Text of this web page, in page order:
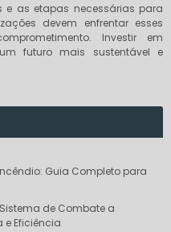
e as etapas necessárias para
devem enfrentar esses
Investir em
futuro mais sustentável e
Guia Completo para
de Combate a
Eficiência